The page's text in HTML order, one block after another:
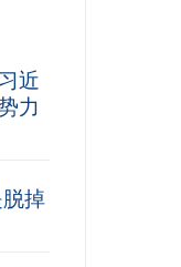
近
力
掉